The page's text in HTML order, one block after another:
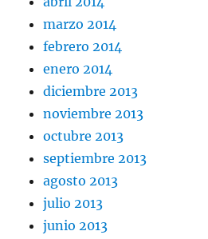
marzo 2014
febrero 2014
enero 2014
diciembre 2013
noviembre 2013
octubre 2013
septiembre 2013
agosto 2013
julio 2013
junio 2013